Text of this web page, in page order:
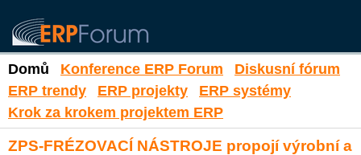
Domů Konference ERP Forum
Diskusní fórum
ERP trendy
ERP projekty
ERP systémy
Krok za krokem projektem ERP
ZPS-FRÉZOVACÍ NÁSTROJE propojí výrobní a